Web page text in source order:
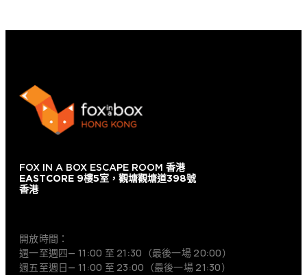
FOX IN A BOX ESCAPE ROOM 香港
EASTCORE 9樓5室，觀塘觀塘道398號
香港
開放時間：
週一至週四— 11:00 至 21:30（最後一場 20:00）
週五至週日— 11:00 至 23:00（最後一場 21:30）